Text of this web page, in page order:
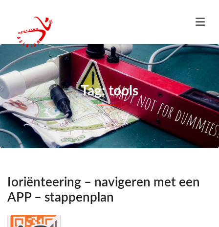
Tag: tools
Ioriënteering – navigeren met een
APP – stappenplan